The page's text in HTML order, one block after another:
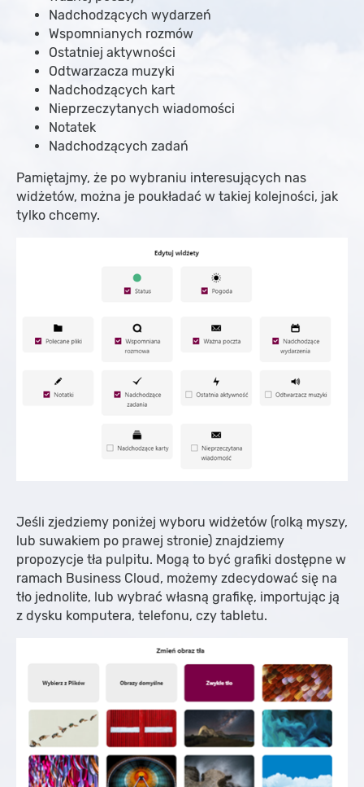
Nadchodzących wydarzeń
Wspomnianych rozmów
Ostatniej aktywności
Odtwarzacza muzyki
Nadchodzących kart
Nieprzeczytanych wiadomości
Notatek
Nadchodzących zadań
Pamiętajmy, że po wybraniu interesujących nas
widżetów, można je poukładać w takiej kolejności, jak
tylko chcemy.
Jeśli zjedziemy poniżej wyboru widżetów (rolką myszy,
lub suwakiem po prawej stronie) znajdziemy
propozycje tła pulpitu. Mogą to być grafiki dostępne w
ramach Business Cloud, możemy zdecydować się na
tło jednolite, lub wybrać własną grafikę, importując ją
z dysku komputera, telefonu, czy tabletu.